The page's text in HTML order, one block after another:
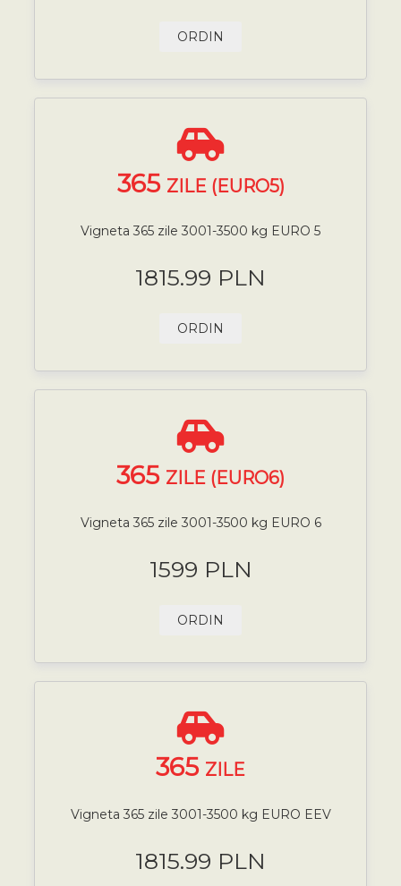
ORDIN
365 ZILE (EURO5)
Vigneta 365 zile 3001-3500 kg EURO 5
1815.99 PLN
ORDIN
365 ZILE (EURO6)
Vigneta 365 zile 3001-3500 kg EURO 6
1599 PLN
ORDIN
365 ZILE
Vigneta 365 zile 3001-3500 kg EURO EEV
1815.99 PLN